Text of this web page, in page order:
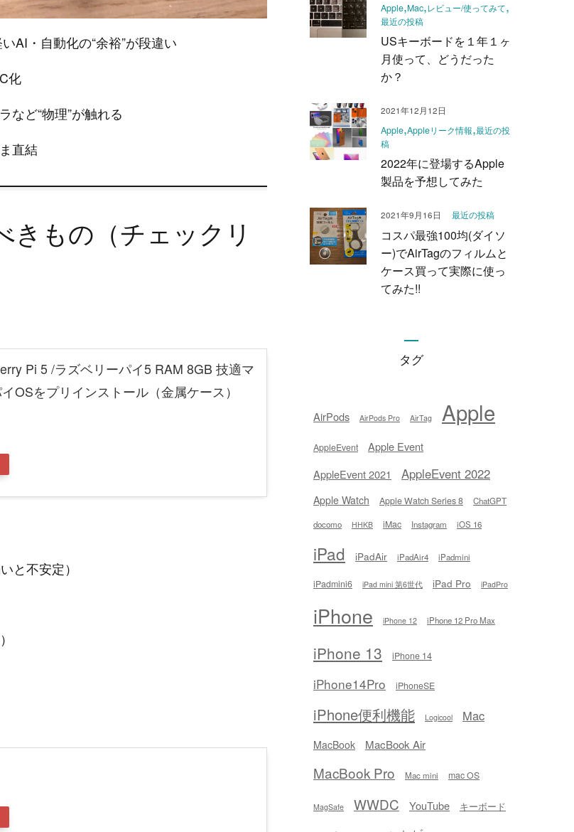
AI・自動化の“余裕”が段違い
化
など“物理”が触れる
直結
きもの（チェックリ
Pi 5 /ラズベリーパイ5 RAM 8GB 技適マ
をプリインストール（金属ケース）
いと不安定）
Apple Mac レビュー/使ってみて
最近の投稿
USキーボードを１年１ヶ
月使って、どうだった
か？
Apple Appleリーク情報 最近の投
稿
2022年に登場するApple
製品を予想してみた
2021年12月12日
最近の投稿
コスパ最強100均(ダイソ
ー)でAirTagのフィルムと
ケース買って実際に使っ
てみた!!
2021年9月16日
タグ
AirPods AirPods Pro AirTag Apple
AppleEvent
Apple Event
AppleEvent 2021
AppleEvent 2022
Apple Watch Apple Watch Series 8 ChatGPT
docomo HHKB iMac Instagram iOS 16
iPad iPadAir iPadAir4 iPadmini
iPadmini6 iPad mini 第6世代 iPad Pro iPadPro
iPhone iPhone 12 iPhone 12 Pro Max
iPhone 13 iPhone 14
iPhone14Pro iPhoneSE
iPhone便利機能 Logicool Mac
MacBook MacBook Air
MacBook Pro Mac mini mac OS
MagSafe WWDC YouTube キーボード